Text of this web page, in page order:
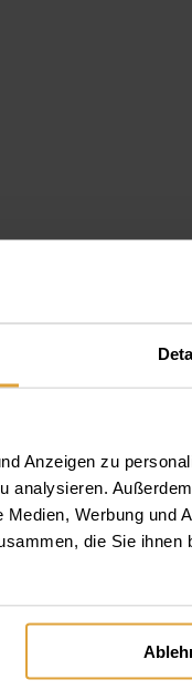
Anzeigen zu
analysieren.
Werbung und
die Sie
weg bitte
am